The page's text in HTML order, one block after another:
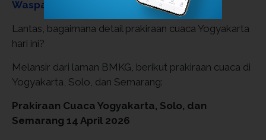
Waspada
Lantas, bagaimana detail prakiraan cuaca Yogyakarta
hari ini?
Melansir dari laman BMKG, berikut prakiraan cuaca di
Yogyakarta, Solo, dan Semarang:
Prakiraan Cuaca Yogyakarta, Solo, dan
Semarang 14 April 2026